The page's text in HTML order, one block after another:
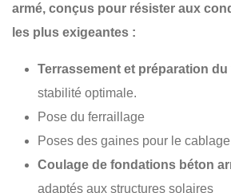
armé, conçus pour résister aux
les plus exigeantes :
Terrassement et préparation du
stabilité optimale.
Pose du ferraillage
Poses des gaines pour le cablage
Coulage de fondations béton
adaptés aux structures solaires